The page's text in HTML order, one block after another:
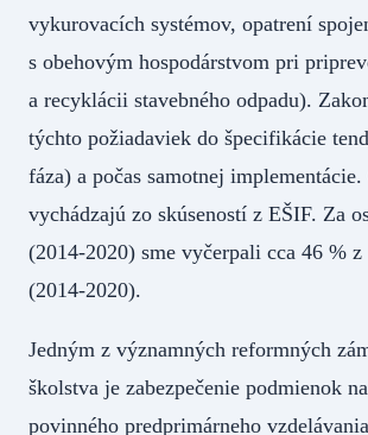
vykurovacích systémov, opatrení
s obehovým hospodárstvom pri
a recyklácii stavebného odpadu).
týchto požiadaviek do špecifikácie
fáza) a počas samotnej
vychádzajú zo skúseností z EŠIF. Za
(2014-2020) sme vyčerpali cca 46 %
(2014-2020).
Jedným z významných reformných
školstva je zabezpečenie podmienok
povinného predprimárneho